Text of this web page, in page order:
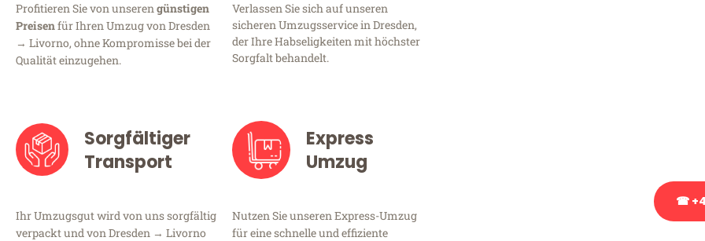
Profitieren Sie von unserengünstigen
Preisenfür Ihren Umzug von Dresden
→ Livorno, ohne Kompromisse bei der
Qualität einzugehen.
Verlassen Sie sich auf unseren
sicheren Umzugsservice in Dresden,
der Ihre Habseligkeiten mit höchster
Sorgfalt behandelt.
Sorgfältiger
Transport
Ihr Umzugsgut wird von uns sorgfältig
verpackt und von Dresden → Livorno
Express
Umzug
Nutzen Sie unseren Express-Umzug
für eine schnelle und effiziente
☎